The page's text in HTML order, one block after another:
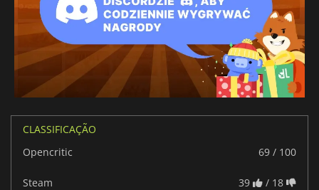
CLASSIFICAÇÃO
Opencritic
69 / 100
Steam 39 / 18